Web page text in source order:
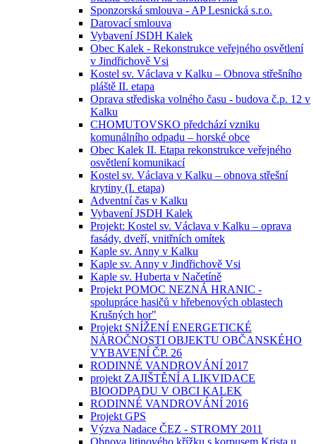
Sponzorská smlouva - AP Lesnická s.r.o.
Darovací smlouva
Vybavení JSDH Kalek
Obec Kalek - Rekonstrukce veřejného osvětlení
v Jindřichově Vsi
Kostel sv. Václava v Kalku – Obnova střešního
pláště II. etapa
Oprava střediska volného času - budova č.p. 12 v
Kalku
CHOMUTOVSKO předchází vzniku
komunálního odpadu – horské obce
Obec Kalek II. Etapa rekonstrukce veřejného
osvětlení komunikací
Kostel sv. Václava v Kalku – obnova střešní
krytiny (I. etapa)
Adventní čas v Kalku
Vybavení JSDH Kalek
Projekt: Kostel sv. Václava v Kalku – oprava
fasády, dveří, vnitřních omítek
Kaple sv. Anny v Kalku
Kaple sv. Anny v Jindřichově Vsi
Kaple sv. Huberta v Načetíně
Projekt POMOC NEZNÁ HRANIC -
spolupráce hasičů v hřebenových oblastech
Krušných hor"
Projekt SNÍŽENÍ ENERGETICKÉ
NÁROČNOSTI OBJEKTU OBČANSKÉHO
VYBAVENÍ ČP. 26
RODINNÉ VANDROVÁNÍ 2017
projekt ZAJIŠTĚNÍ A LIKVIDACE
BIOODPADU V OBCI KALEK
RODINNÉ VANDROVÁNÍ 2016
Projekt GPS
Výzva Nadace ČEZ - STROMY 2011
Obnova litinového křížku s korpusem Krista u